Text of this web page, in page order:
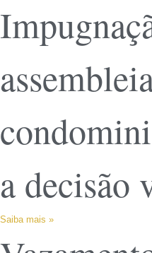
a decisão
Saiba mais »